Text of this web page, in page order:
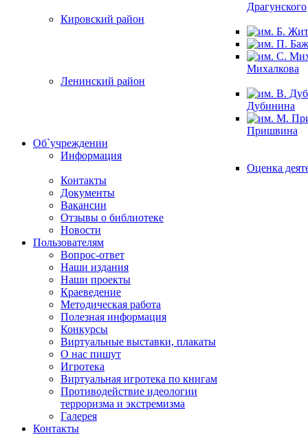
Драгунского
Кировский район
Михалкова
Ленинский район
Дубинина
Пришвина
Об`учреждении
Информация
Оценка
Контакты
Документы
Вакансии
Отзывы о библиотеке
Новости
Пользователям
Вопрос-ответ
Наши издания
Наши проекты
Краеведение
Методическая работа
Полезная информация
Конкурсы
Виртуальные выставки, плакаты
О нас пишут
Игротека
Виртуальная игротека по книгам
Противодействие идеологии
терроризма и экстремизма
Галерея
Контакты